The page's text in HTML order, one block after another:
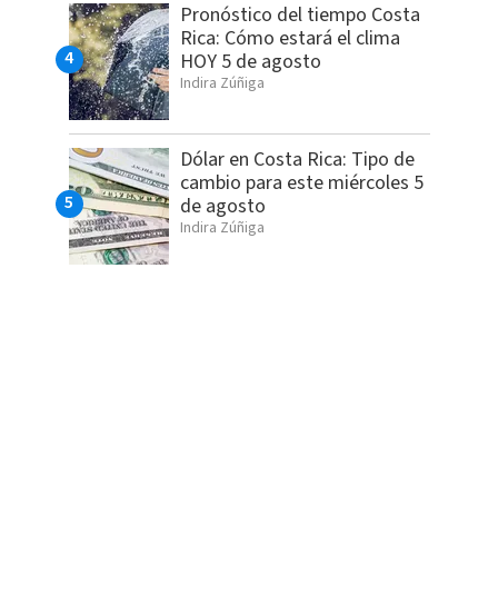
Pronóstico del tiempo Costa
Rica: Cómo estará el clima
HOY 5 de agosto
Indira Zúñiga
Dólar en Costa Rica: Tipo de
cambio para este miércoles 5
de agosto
Indira Zúñiga